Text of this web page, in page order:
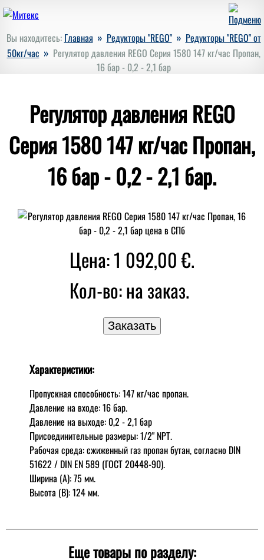
Вы находитесь: Главная » Редукторы "REGO" » Редукторы "REGO" от
50кг/час » Регулятор давления REGO Серия 1580 147 кг/час Пропан,
16 бар - 0,2 - 2,1 бар
Регулятор давления REGO
Серия 1580 147 кг/час Пропан,
16 бар - 0,2 - 2,1 бар.
Цена: 1 092,00 €.
Кол-во:на заказ.
Характеристики:
Пропускная способность: 147 кг/час пропан.
Давление на входе: 16 бар.
Давление на выходе: 0,2 - 2,1 бар
Присоединительные размеры: 1/2" NPT.
Рабочая среда: сжиженный газ пропан бутан, согласно DIN
51622 / DIN EN 589 (ГОСТ 20448-90).
Ширина (A): 75 мм.
Высота (B): 124 мм.
Еще товары по разделу: